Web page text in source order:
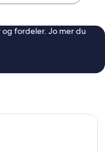
og fordeler. Jo mer du